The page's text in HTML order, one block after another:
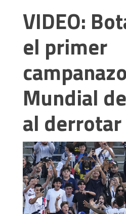
VIDEO:
el primer
Mundial
al derrotar